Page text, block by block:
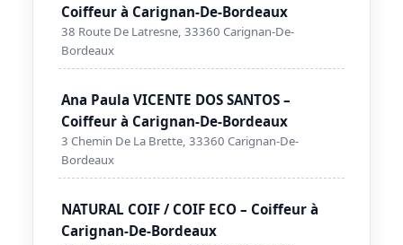
Coiffeur à Carignan-De-Bordeaux
38 Route De Latresne, 33360 Carignan-De-
Bordeaux
Ana Paula VICENTE DOS SANTOS –
Coiffeur à Carignan-De-Bordeaux
3 Chemin De La Brette, 33360 Carignan-De-
Bordeaux
NATURAL COIF / COIF ECO – Coiffeur à
Carignan-De-Bordeaux